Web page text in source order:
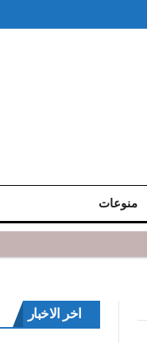
منوعات
اخر الاخبار